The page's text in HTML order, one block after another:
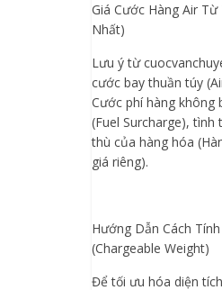
Giá Cước Hàng Air Từ
Nhất)
Lưu ý từ
cước bay thuần túy
Cước phí hàng không
(Fuel Surcharge),
thù của hàng hóa
giá riêng).
Hướng Dẫn Cách
(Chargeable Weight)
Để tối ưu hóa diện